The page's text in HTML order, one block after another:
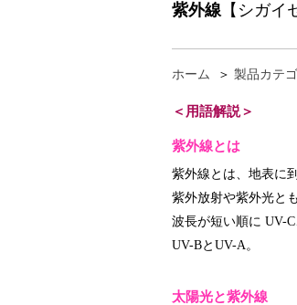
紫外線【シガイ
ホーム ＞ 製品カテ
＜用語解説＞
紫外線とは
紫外線とは、地表に
紫外放射や紫外光と
波長が短い順に UV-C
UV-BとUV-A。
太陽光と紫外線